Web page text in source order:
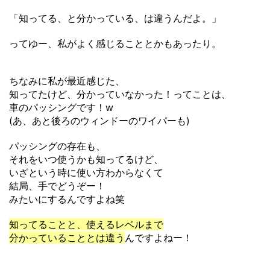
「知ってる、と分かっている、は違うんだよ。」
ってゆー、私がよく感じることとかもあったり。
ちなみに私が最近感じた、
知ってたけど、分かっていなかった！ってことは、
車のパッシングです！w
(あ、あと後ろのウィンドーのワイパーも)
パッシングの存在も、
それをいつ使うかも知ってるけど、
いざという時に使い方わからなくて
結局、手でどうぞー！
みたいにするんですよね笑
知ってることと、使えるレベルまで
分かっていることとは違う んですよねー！